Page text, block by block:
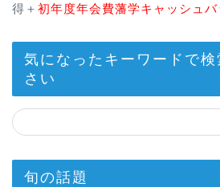
得＋ 初年度年会費藩学キャッシュバ
気になったキーワードで
さい
旬の話題